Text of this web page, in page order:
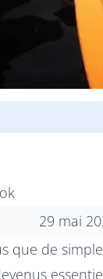
29 mai
que de